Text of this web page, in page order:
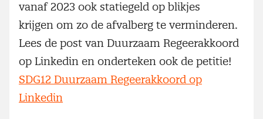
vanaf 2023 ook statiegeld op blikjes
krijgen om zo de afvalberg te verminderen.
Lees de post van Duurzaam Regeerakkoord
op Linkedin en onderteken ook de petitie!
SDG12 Duurzaam Regeerakkoord op
Linkedin